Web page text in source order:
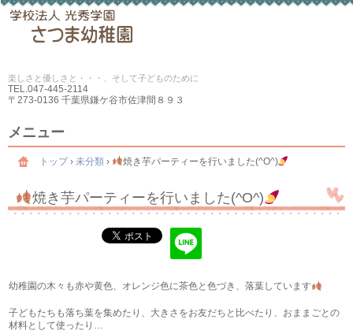
楽しさと優しさと・・・、そして子どものために
TEL.047-445-2114
〒273-0136 千葉県鎌ケ谷市佐津間８９３
メニュー
コ
ツ
へ
トップ › 未分類 › 焼き芋パーティーを行いました(^O^)
焼き芋パーティーを行いました(^O^)
幼稚園の木々も赤や黄色、オレンジ色に茶色と色づき、落葉しています
子どもたちも落ち葉を集めたり、大きさをお友だちと比べたり、おままごとの
材料として使ったり…